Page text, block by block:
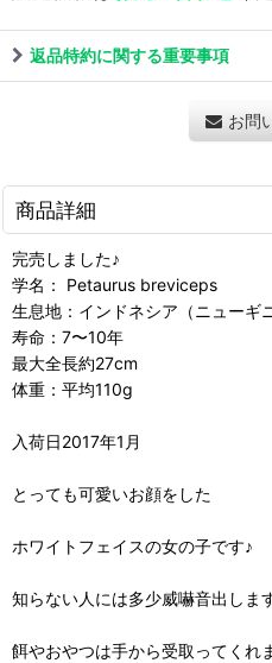
返品特約に関する重要事項
お問
商品詳細
完売しました♪
学名： Petaurus breviceps
生息地：インドネシア（ニューギ
寿命：7〜10年
最大全長約27cm
体重：平均110g
入荷日2017年1月
とっても可愛いお顔をした
ホワイトフェイスの女の子です♪
知らない人には多少威嚇音出しま
餌やおやつは手から受取ってくれ